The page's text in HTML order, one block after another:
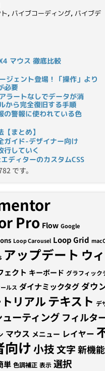
, バイブコーディング, バイブデ
マウス 徹底比較
ェント登場！「操作」より
必要
ラートなしでデータが消
から完全復旧する手順
の警報に使われている色
まとめ】
ガイド-デザイナー向け
行していく
ディターのカスタムCSS
です。
Pro Flow Google
Loop Carousel Loop Grid
アップデート ウィ
ェクト キーボード グラフィック
ルス ダイナミックタグダウ
リアルテキスト デ
ューティング フィルタ
マウス メニュー レイヤー
向け小技文字新機能
単 色調補正 表示 選択